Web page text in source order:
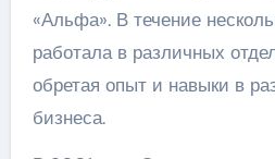
«Альфа». В течение
работала в различных
обретая опыт и навыки в
бизнеса.